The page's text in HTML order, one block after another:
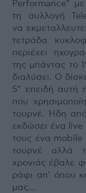
Performance”
τη συλλογή
να
τετράδα
περιέχει
της μπάντας το
διαλύσει. Ο
5” επειδή αυτή
που
τουρνέ. Ήδη
εκδώσει ένα live
τους ένα
τουρνέ αλλά
χρονιάς έβαλε
ράφι απ’ όπου
μας…